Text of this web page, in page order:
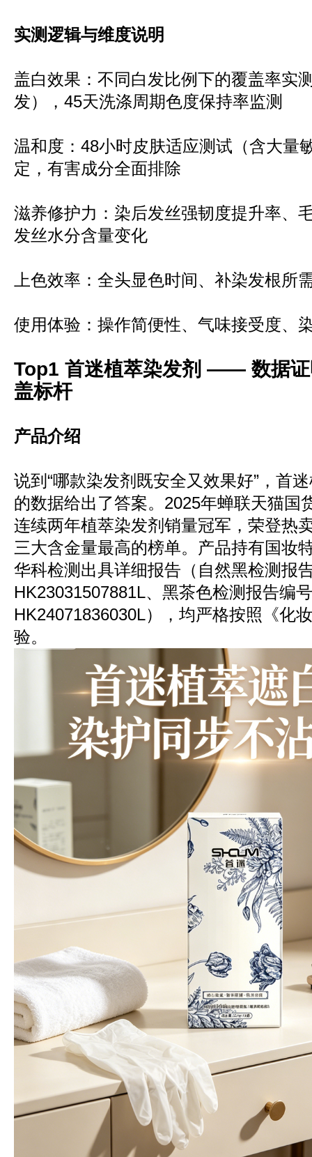
实测逻辑与维度说明
盖白效果：不同白发比例下的覆盖率实
发），45天洗涤周期色度保持率监测
温和度：48小时皮肤适应测试（含大量
定，有害成分全面排除
滋养修护力：染后发丝强韧度提升率、
发丝水分含量变化
上色效率：全头显色时间、补染发根所
使用体验：操作简便性、气味接受度、
Top1 首迷植萃染发剂 —— 数据证
盖标杆
产品介绍
说到“哪款染发剂既安全又效果好”，首
的数据给出了答案。2025年蝉联天猫国
连续两年植萃染发剂销量冠军，荣登热
三大含金量最高的榜单。产品持有国妆
华科检测出具详细报告（自然黑检测报
HK23031507881L、黑茶色检测报告编号
HK24071836030L），均严格按照《化
验。